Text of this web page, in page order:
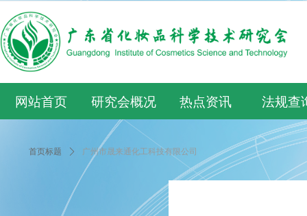
网站首页 研究会概况 热点资讯 法规查
首页标题 ꄲ 广州市晟来通化工科技有限公司